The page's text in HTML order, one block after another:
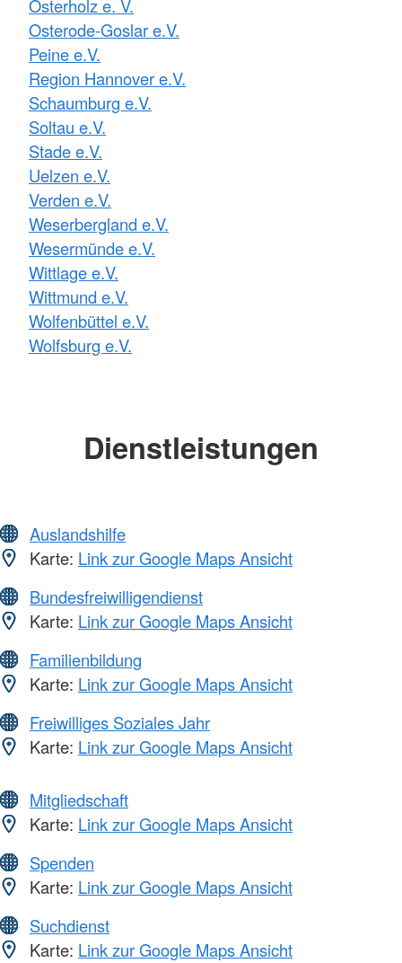
Osterholz e. V.
Osterode-Goslar e.V.
Peine e.V.
Region Hannover e.V.
Schaumburg e.V.
Soltau e.V.
Stade e.V.
Uelzen e.V.
Verden e.V.
Weserbergland e.V.
Wesermünde e.V.
Wittlage e.V.
Wittmund e.V.
Wolfenbüttel e.V.
Wolfsburg e.V.
Dienstleistungen
Auslandshilfe
Karte: Link zur Google Maps Ansicht
Bundesfreiwilligendienst
Karte: Link zur Google Maps Ansicht
Familienbildung
Karte: Link zur Google Maps Ansicht
Freiwilliges Soziales Jahr
Karte: Link zur Google Maps Ansicht
Mitgliedschaft
Karte: Link zur Google Maps Ansicht
Spenden
Karte: Link zur Google Maps Ansicht
Suchdienst
Karte: Link zur Google Maps Ansicht